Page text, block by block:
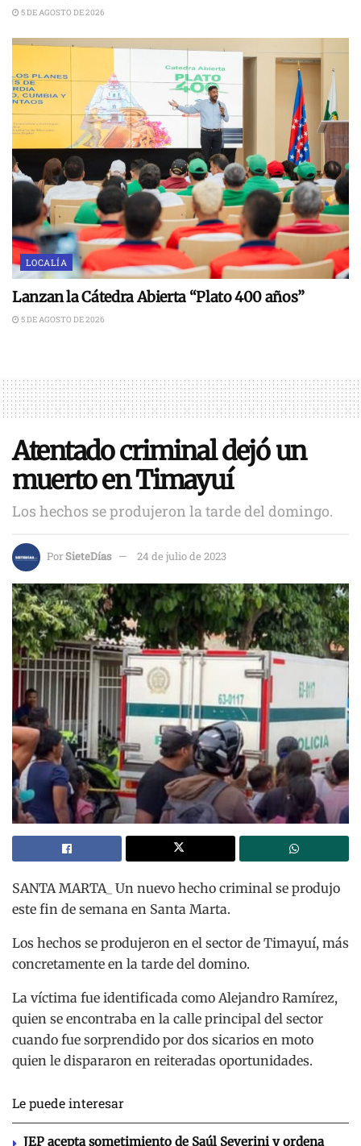
5 DE AGOSTO DE 2026
LOCALÍA
Lanzan la Cátedra Abierta “Plato 400 años”
5 DE AGOSTO DE 2026
Atentado criminal dejó un
muerto en Timayuí
Los hechos se produjeron la tarde del domingo.
PorSieteDías 24 de julio de 2023
SANTA MARTA_ Un nuevo hecho criminal se produjo
este fin de semana en Santa Marta.
Los hechos se produjeron en el sector de Timayuí, más
concretamente en la tarde del domino.
La víctima fue identificada como Alejandro Ramírez,
quien se encontraba en la calle principal del sector
cuando fue sorprendido por dos sicarios en moto
quien le dispararon en reiteradas oportunidades.
Le puede interesar
JEP acepta sometimiento de Saúl Severini y ordena